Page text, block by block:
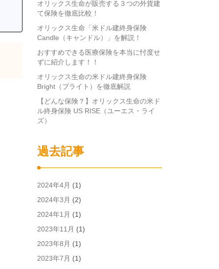
オリックス生命が販売する３つの外貨建
て保険を徹底比較！
オリックス生命「米ドル建終身保険
Candle（キャンドル）」を解説！
おすすめできる医療保険を本当に忖度せ
ずに紹介します！！
オリックス生命の米ドル建終身保険
Bright（ブライト）を徹底解説
【どんな保険？】オリックス生命の米ド
ル終身保険 US RISE（ユーエス・ライ
ズ）
過去記事
2024年4月 (1)
2024年3月 (2)
2024年1月 (1)
2023年11月 (1)
2023年8月 (1)
2023年7月 (1)